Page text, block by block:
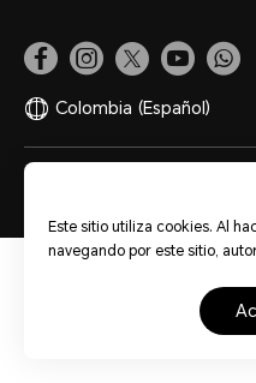
Colombia (Español)
Este sitio utiliza cookies. Al
navegando por este sitio,